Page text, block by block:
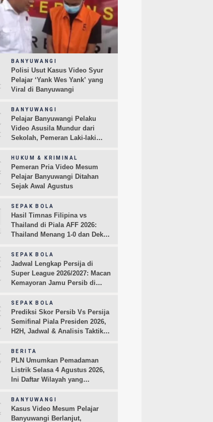
BANYUWANGI
Polisi Usut Kasus Video Syur
Pelajar ‘Yank Wes Yank’ yang
Viral di Banyuwangi
BANYUWANGI
Pelajar Banyuwangi Pelaku
Video Asusila Mundur dari
Sekolah, Pemeran Laki-laki
HUKUM & KRIMINAL
Pemeran Pria Video Mesum
Pelajar Banyuwangi Ditahan
Sejak Awal Agustus
SEPAK BOLA
Hasil Timnas Filipina vs
Thailand di Piala AFF 2026:
Thailand Menang 1-0 dan Dekati
SEPAK BOLA
Jadwal Lengkap Persija di
Super League 2026/2027: Macan
Kemayoran Jamu Persib di
SEPAK BOLA
Prediksi Skor Persib Vs Persija
Semifinal Piala Presiden 2026,
H2H, Jadwal & Analisis Taktik
BERITA
PLN Umumkan Pemadaman
Listrik Selasa 4 Agustus 2026,
Ini Daftar Wilayah yang
BANYUWANGI
Kasus Video Mesum Pelajar
Banyuwangi Berlanjut,